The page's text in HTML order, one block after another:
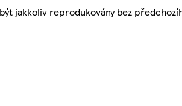
jakkoliv reprodukovány bez